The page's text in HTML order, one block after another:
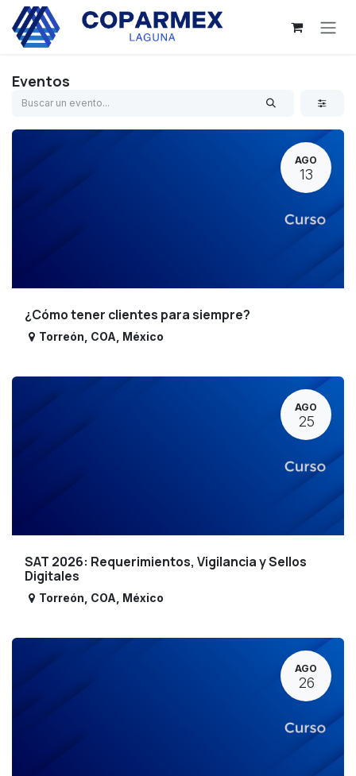
Ir al contenido
Eventos
AGO
13
¿Cómo tener clientes para siempre?
Torreón COA México
AGO
25
SAT 2026: Requerimientos, Vigilancia y Sellos
Digitales
Torreón COA México
AGO
26